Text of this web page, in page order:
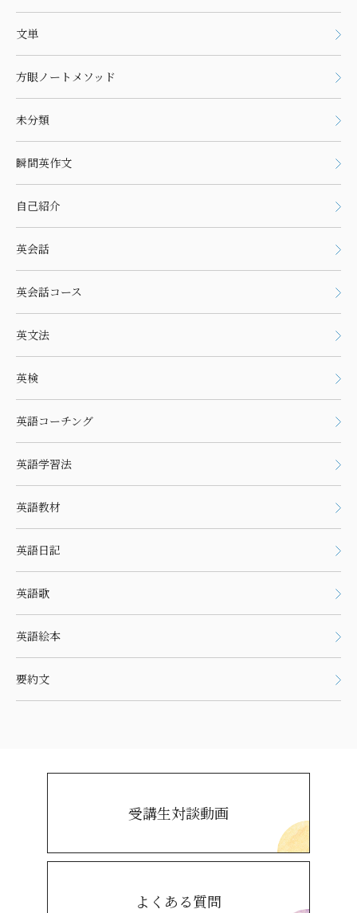
文単
方眼ノートメソッド
未分類
瞬間英作文
自己紹介
英会話
英会話コース
英文法
英検
英語コーチング
英語学習法
英語教材
英語日記
英語歌
英語絵本
要約文
受講生対談動画
よくある質問